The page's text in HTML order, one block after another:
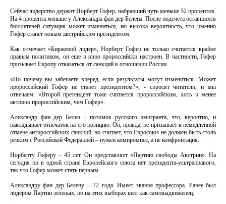
Сейчас лидерство держит Норберт Гофер, набравший чуть меньше 52 процентов.
На 4 процента меньше у Александра фан дер Белена. После подсчета оставшихся
бюллетеней ситуация может измениться, но высока вероятность, что именно
Гофер станет новым австрийским президентом.
Как отмечает «Биржевой лидер», Норберт Гофер не только считается крайне
правым политиком, он еще и явно пророссийски настроен. В частности, Гофер
призывает Европу отказаться от санкций в отношении России.
«Но почему вы забегаете вперед, если результаты могут измениться. Может
пророссийский Гофер не станет президентом?», - спросят читатели, и мы
отвечаем: «Второй претендент тоже считается пророссийским, хоть и менее
активно пророссийским, чем Гофер».
Александр фан дер Белен – потомок русского эмигранта, что, вероятно, и
накладывает отпечаток на его позицию. Он, правда, не призывает к немедленной
отмене антироссийских санкций, но считает, что Евросоюз не должен быть столь
резким с Российской Федерацией – нужен компромисс, а не конфронтация.
Норберту Гоферу – 45 лет. Он представляет «Партию свободы Австрии». На
сегодня ни в одной стране Европейского союза нет президента-ультраправого,
так что Гофер может стать первым.
Александру фан дер Белену – 72 года. Имеет звание профессора. Ранее был
лидером Партии зеленых, но на этих выборах шел как самовыдвиженец.